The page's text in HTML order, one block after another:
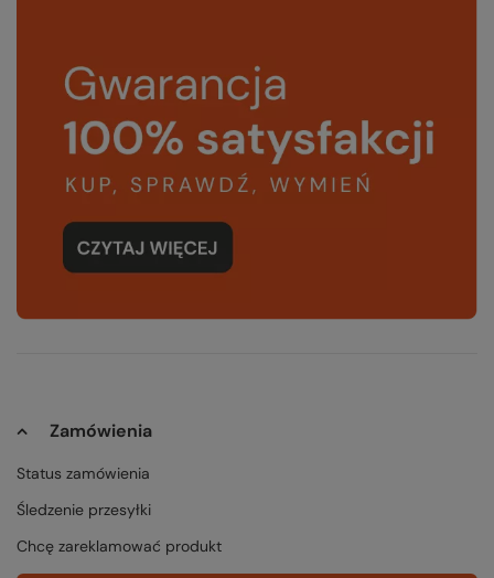
Zamówienia
Status zamówienia
Śledzenie przesyłki
Chcę zareklamować produkt